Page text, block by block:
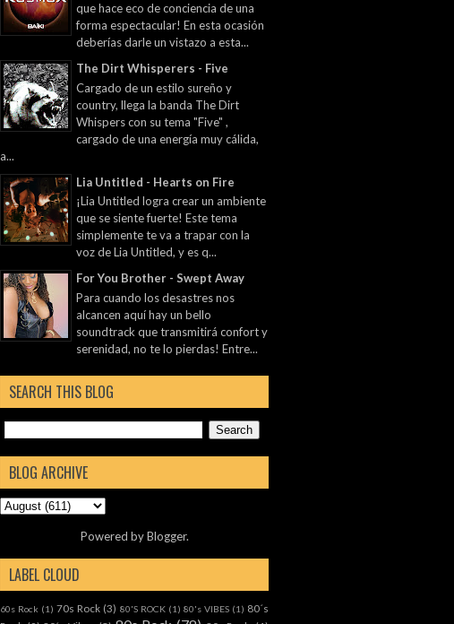
que hace eco de conciencia de una
forma espectacular! En esta ocasión
deberías darle un vistazo a esta...
The Dirt Whisperers - Five
Cargado de un estilo sureño y
country, llega la banda The Dirt
Whispers con su tema "Five" ,
cargado de una energía muy cálida,
a...
Lia Untitled - Hearts on Fire
¡Lia Untitled logra crear un ambiente
que se siente fuerte! Este tema
simplemente te va a trapar con la
voz de Lia Untitled, y es q...
For You Brother - Swept Away
Para cuando los desastres nos
alcancen aquí hay un bello
soundtrack que transmitirá confort y
serenidad, no te lo pierdas! Entre...
SEARCH THIS BLOG
BLOG ARCHIVE
Powered byBlogger.
LABEL CLOUD
60s Rock (1) 70s Rock (3) 80'S ROCK (1) 80's VIBES (1) 80´s